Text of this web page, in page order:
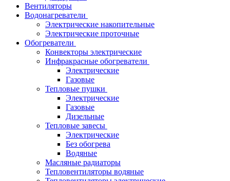
Вентиляторы
Водонагреватели
Электрические накопительные
Электрические проточные
Обогреватели
Конвекторы электрические
Инфракрасные обогреватели
Электрические
Газовые
Тепловые пушки
Электрические
Газовые
Дизельные
Тепловые завесы
Электрические
Без обогрева
Водяные
Масляные радиаторы
Тепловентиляторы водяные